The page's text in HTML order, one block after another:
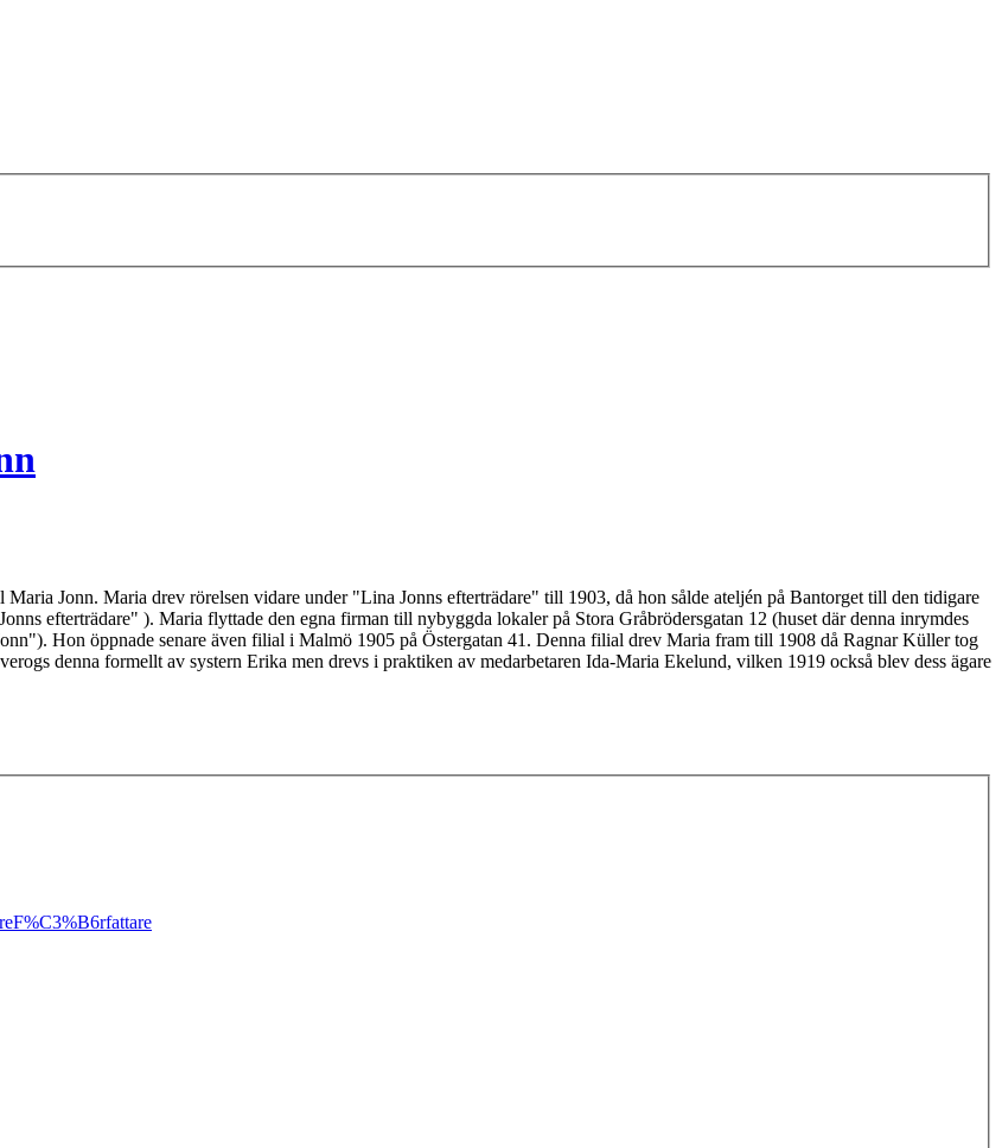
Jonn. Maria drev rörelsen vidare under "Lina Jonns efterträdare" till 1903, då hon sålde ateljén på Bantorget till den tidigare
efterträdare" ). Maria flyttade den egna firman till nybyggda lokaler på Stora Gråbrödersgatan 12 (huset där denna inrymdes
Hon öppnade senare även filial i Malmö 1905 på Östergatan 41. Denna filial drev Maria fram till 1908 då Ragnar Küller tog
denna formellt av systern Erika men drevs i praktiken av medarbetaren Ida-Maria Ekelund, vilken 1919 också blev dess ägare
F%C3%B6rfattare